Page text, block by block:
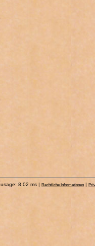
usage: 8,02 ms | Rechtliche Informationen |